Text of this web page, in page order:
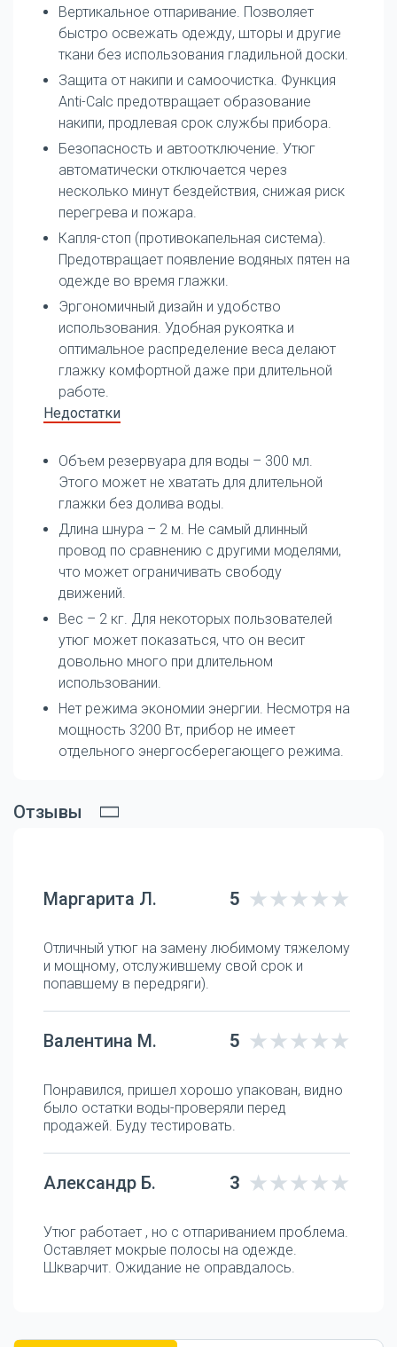
Вертикальное отпаривание. Позволяет
быстро освежать одежду, шторы и другие
ткани без использования гладильной доски.
Защита от накипи и самоочистка. Функция
Anti-Calc предотвращает образование
накипи, продлевая срок службы прибора.
Безопасность и автоотключение. Утюг
автоматически отключается через
несколько минут бездействия, снижая риск
перегрева и пожара.
Капля-стоп (противокапельная система).
Предотвращает появление водяных пятен на
одежде во время глажки.
Эргономичный дизайн и удобство
использования. Удобная рукоятка и
оптимальное распределение веса делают
глажку комфортной даже при длительной
работе.
Недостатки
Объем резервуара для воды – 300 мл.
Этого может не хватать для длительной
глажки без долива воды.
Длина шнура – 2 м. Не самый длинный
провод по сравнению с другими моделями,
что может ограничивать свободу
движений.
Вес – 2 кг. Для некоторых пользователей
утюг может показаться, что он весит
довольно много при длительном
использовании.
Нет режима экономии энергии. Несмотря на
мощность 3200 Вт, прибор не имеет
отдельного энергосберегающего режима.
Отзывы
Маргарита Л. 5
Отличный утюг на замену любимому тяжелому
и мощному, отслужившему свой срок и
попавшему в передряги).
Валентина М. 5
Понравился, пришел хорошо упакован, видно
было остатки воды-проверяли перед
продажей. Буду тестировать.
Александр Б. 3
Утюг работает , но с отпариванием проблема.
Оставляет мокрые полосы на одежде.
Шкварчит. Ожидание не оправдалось.